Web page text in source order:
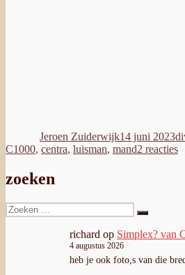
Jeroen Zuiderwijk14 juni 2023
C1000, centra, luisman, mand2 reactiesop
zoeken
Zoeken
naar:
Zoeken
richard op Simplex? van
4 augustus 2026
heb je ook foto,s van die